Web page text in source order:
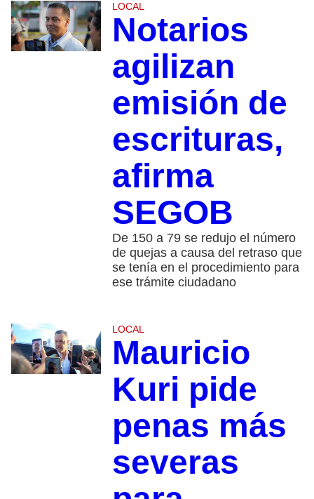
LOCAL
Notarios
agilizan
emisión de
escrituras,
afirma
SEGOB
De 150 a 79 se redujo el número
de quejas a causa del retraso que
se tenía en el procedimiento para
ese trámite ciudadano
LOCAL
Mauricio
Kuri pide
penas más
severas